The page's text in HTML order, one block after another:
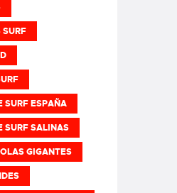
SURF
SURF ESPAÑA
SURF SALINAS
OLAS GIGANTES